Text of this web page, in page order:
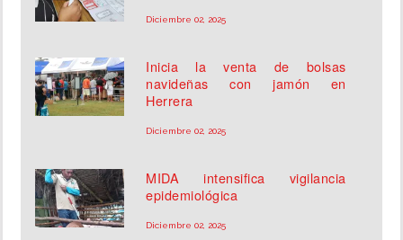
Diciembre 02, 2025
Inicia la venta de bolsas
navideñas con jamón en
Herrera
Diciembre 02, 2025
MIDA intensifica vigilancia
epidemiológica
Diciembre 02, 2025